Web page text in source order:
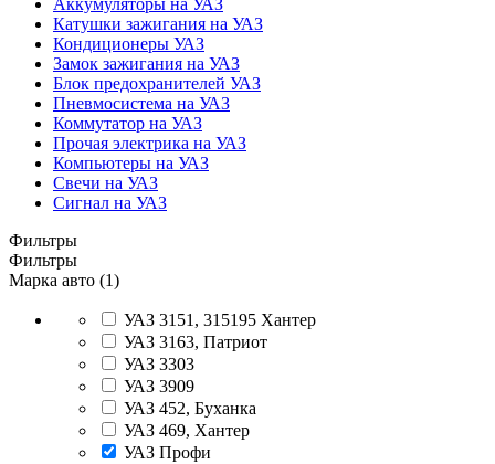
Аккумуляторы на УАЗ
Катушки зажигания на УАЗ
Кондиционеры УАЗ
Замок зажигания на УАЗ
Блок предохранителей УАЗ
Пневмосистема на УАЗ
Коммутатор на УАЗ
Прочая электрика на УАЗ
Компьютеры на УАЗ
Свечи на УАЗ
Сигнал на УАЗ
Фильтры
Фильтры
Марка авто (1)
УАЗ 3151, 315195 Хантер
УАЗ 3163, Патриот
УАЗ 3303
УАЗ 3909
УАЗ 452, Буханка
УАЗ 469, Хантер
УАЗ Профи